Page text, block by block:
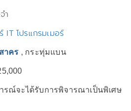
ำ
IT โปรแกรมเมอร์
าคร , กระทุ่มแบน
รณ์จะได้รับการพิจารณาเป็นพิเศษ